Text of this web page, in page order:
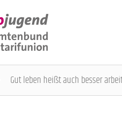
Gut leben heißt auch besser